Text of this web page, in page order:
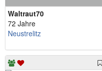
Waltraut70
72 Jahre
Neustrelitz